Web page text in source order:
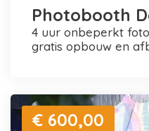
Photobooth
4 uur onbeperkt foto's maken en printen +
gratis opbouw en
€ 600,00